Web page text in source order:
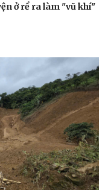
ở rể ra làm "vũ khí"